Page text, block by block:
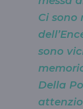
Ci
sono
Della